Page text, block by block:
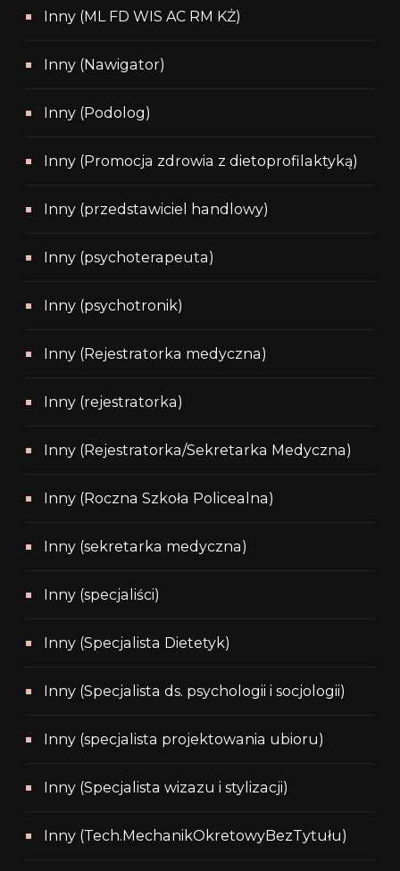
Inny (ML FD WIS AC RM KŻ)
Inny (Nawigator)
Inny (Podolog)
Inny (Promocja zdrowia z dietoprofilaktyką)
Inny (przedstawiciel handlowy)
Inny (psychoterapeuta)
Inny (psychotronik)
Inny (Rejestratorka medyczna)
Inny (rejestratorka)
Inny (Rejestratorka/Sekretarka Medyczna)
Inny (Roczna Szkoła Policealna)
Inny (sekretarka medyczna)
Inny (specjaliści)
Inny (Specjalista Dietetyk)
Inny (Specjalista ds. psychologii i socjologii)
Inny (specjalista projektowania ubioru)
Inny (Specjalista wizazu i stylizacji)
Inny (Tech.MechanikOkretowyBezTytułu)